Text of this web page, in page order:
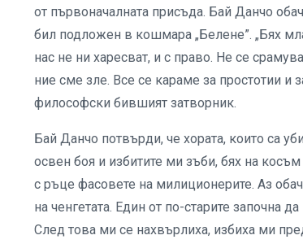
от първоначалната присъда. Бай Данчо
бил подложен в кошмара „Белене”. „Бях
нас не ни харесват, и с право. Не се
ние сме зле. Все се караме за простотии
философски бившият затворник.
Бай Данчо потвърди, че хората, които са
освен боя и избитите ми зъби, бях на
с ръце фасовете на милиционерите. Аз
на ченгетата. Един от по-старите започна
След това ми се нахвърлиха, избиха ми